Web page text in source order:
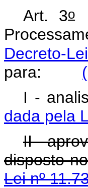
Art. 3o
Decreto-
para:
I -
dada pela
II -
disposto
Lei nº